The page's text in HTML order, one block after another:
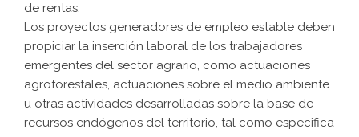
de rentas.
Los proyectos generadores de empleo estable deben
propiciar la inserción laboral de los trabajadores
emergentes del sector agrario, como actuaciones
agroforestales, actuaciones sobre el medio ambiente
u otras actividades desarrolladas sobre la base de
recursos endógenos del territorio, tal como especifica